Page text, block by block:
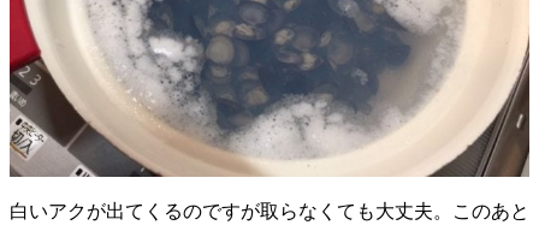
白いアクが出てくるのですが取らなくても大丈夫。このあと